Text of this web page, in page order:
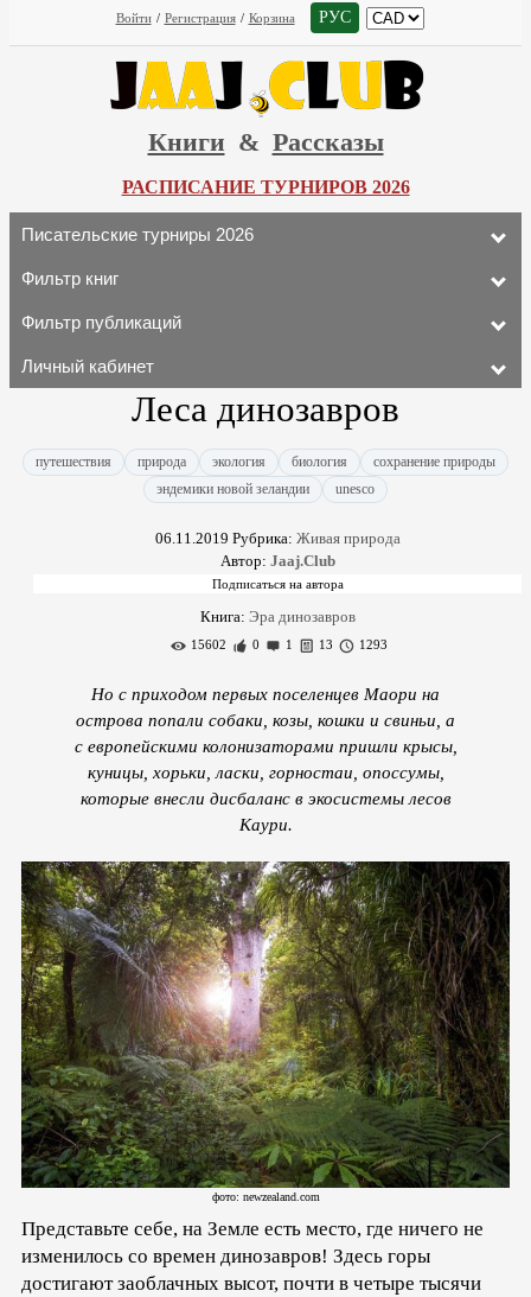
Войти / Регистрация / Корзина РУС
Книги & Рассказы
РАСПИСАНИЕ ТУРНИРОВ 2026
Писательские турниры 2026
Фильтр книг
Фильтр публикаций
Личный кабинет
Леса динозавров
путешествия природа экология биология
сохранение природы
эндемики новой зеландии
unesco
06.11.2019 Рубрика: Живая природа
Автор: Jaaj.Club
Книга: Эра динозавров
15602 0 1 13 1293
Но с приходом первых поселенцев Маори на
острова попали собаки, козы, кошки и свиньи, а
с европейскими колонизаторами пришли крысы,
куницы, хорьки, ласки, горностаи, опоссумы,
которые внесли дисбаланс в экосистемы лесов
Каури.
фото: newzealand.com
Представьте себе, на Земле есть место, где ничего не
изменилось со времен динозавров! Здесь горы
достигают заоблачных высот, почти в четыре тысячи